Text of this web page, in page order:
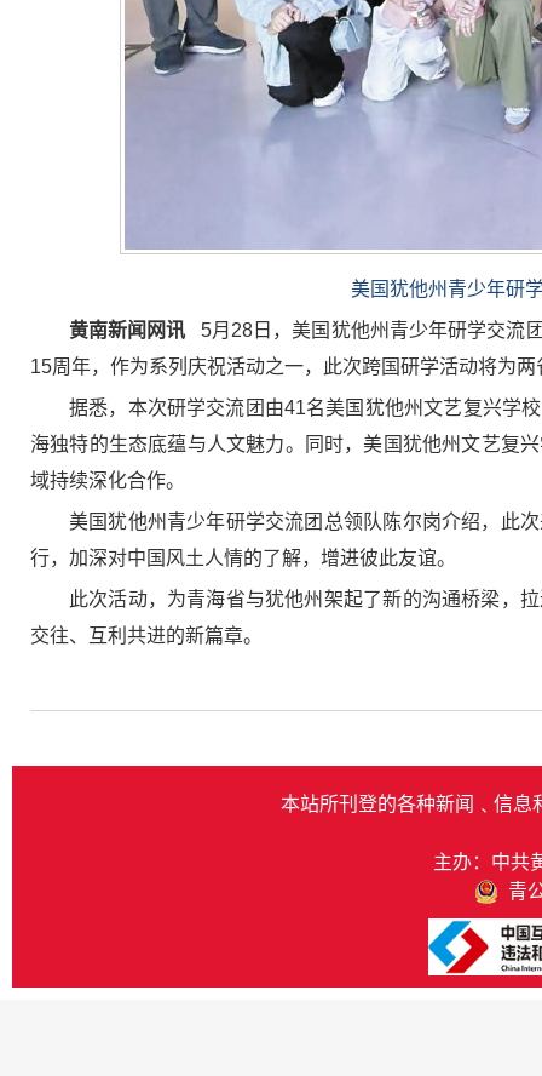
美国犹他州青少年研
黄南新闻网讯
5月28日，美国犹他州青少年研学交流
15周年，作为系列庆祝活动之一，此次跨国研学活动将为
据悉，本次研学交流团由41名美国犹他州文艺复兴学
海独特的生态底蕴与人文魅力。同时，美国犹他州文艺复
域持续深化合作。
美国犹他州青少年研学交流团总领队陈尔岗介绍，此
行，加深对中国风土人情的了解，增进彼此友谊。
此次活动，为青海省与犹他州架起了新的沟通桥梁，
交往、互利共进的新篇章。
本站所刊登的各种新闻﹑信息
主办：中共
青